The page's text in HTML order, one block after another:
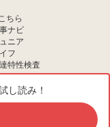
し読み！
ちら
ナビ
ニア
フ
特性検査
デンス
RESERVED